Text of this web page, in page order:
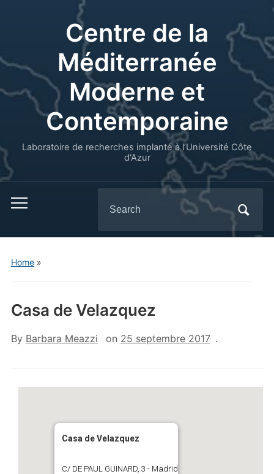
Centre de la
Méditerranée
Moderne et
Contemporaine
Laboratoire de recherches implanté à l’Université Côte
d'Azur
for:
Home»
Casa de Velazquez
By Barbara Meazzi on 25 septembre 2017 .
Casa de Velazquez
C/ DE PAUL GUINARD, 3 - Madrid